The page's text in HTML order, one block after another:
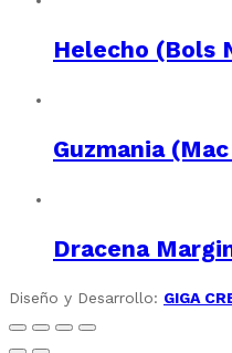
Helecho (Bols
Guzmania (Mac
Dracena
Diseño y Desarrollo: GIGA